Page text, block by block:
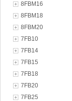
8FBM16
8FBM18
8FBM20
7FB10
7FB14
7FB15
7FB18
7FB20
7FB25